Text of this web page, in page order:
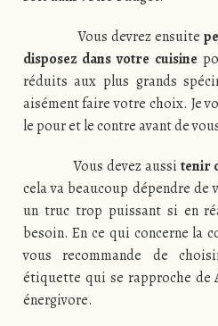
Vous devrez ensuite
disposez dans votre cuisine
réduits aux plus grands
aisément faire votre choix. Je
le pour et le contre avant de
Vous devez aussi tenir
cela va beaucoup dépendre de
un truc trop puissant si en
besoin. En ce qui concerne la
vous recommande de
étiquette qui se rapproche de
énergivore.